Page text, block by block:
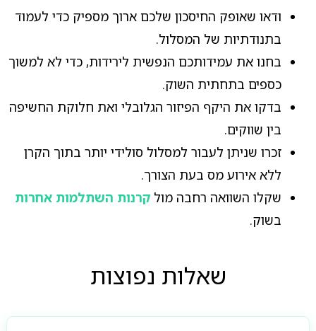
ודאו שאופק החיסכון שלכם ארוך מספיק כדי לעמוד
בתנודתיות של המסלול.
בחנו את עמידותכם הנפשית לירידות, כדי לא למשוך
כספים בתחתית השוק.
בדקו את היקף הפיזור הגלובלי ואת חלוקת החשיפה
בין שווקים.
זכרו שניתן לעבור למסלול סולידי יותר בתוך הקרן
ללא אירוע מס בעת הצורך.
שקלו השוואה רחבה מול קרנות השתלמות אחרות
בשוק.
שאלות נפוצות